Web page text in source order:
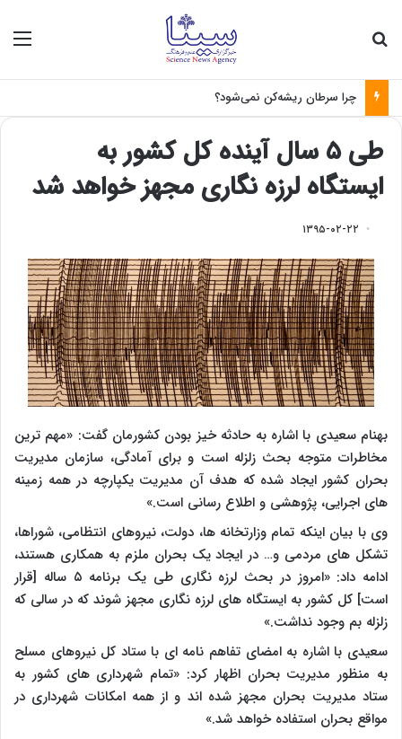
چرا سرطان ریشه‌کن نمی‌شود؟
طی ۵ سال آینده کل کشور به
ایستگاه لرزه نگاری مجهز خواهد شد
۱۳۹۵-۰۲-۲۲
بهنام سعیدی با اشاره به حادثه خیز بودن کشورمان گفت: «مهم ترین
مخاطرات متوجه بحث زلزله است و برای آمادگی، سازمان مدیریت
بحران کشور ایجاد شده که هدف آن مدیریت یکپارچه در همه زمینه
های اجرایی، پژوهشی و اطلاع رسانی است.»
وی با بیان اینکه تمام وزارتخانه ها، دولت، نیروهای انتظامی، شوراها،
تشکل های مردمی و… در ایجاد یک بحران ملزم به همکاری هستند،
ادامه داد: «امروز در بحث لرزه نگاری طی یک برنامه ۵ ساله [قرار
است] کل کشور به ایستگاه های لرزه نگاری مجهز شوند که در سالی که
زلزله بم وجود نداشت.»
سعیدی با اشاره به امضای تفاهم نامه ای با ستاد کل نیروهای مسلح
به منظور مدیریت بحران اظهار کرد: «تمام شهرداری های کشور به
ستاد مدیریت بحران مجهز شده اند و از همه امکانات شهرداری در
مواقع بحران استفاده خواهد شد.»